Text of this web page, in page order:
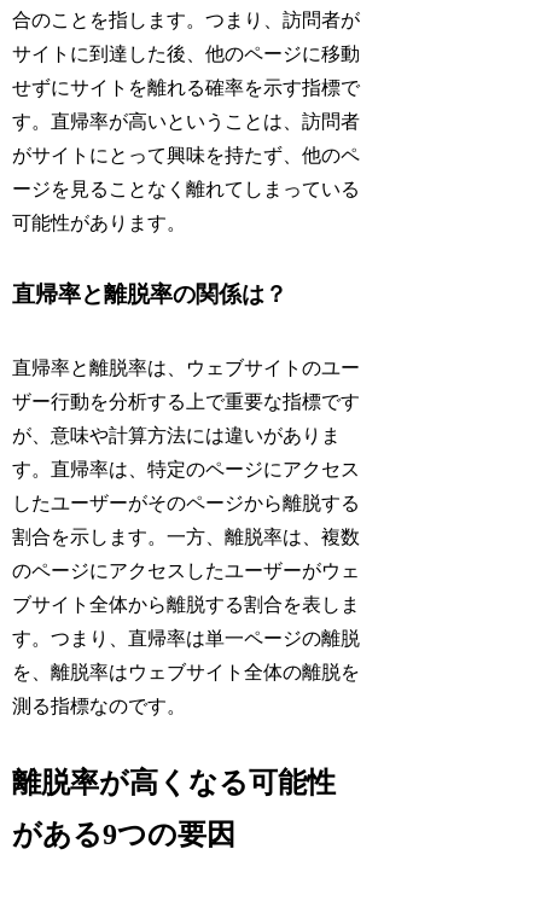
合のことを指します。つまり、訪問者が
サイトに到達した後、他のページに移動
せずにサイトを離れる確率を示す指標で
す。直帰率が高いということは、訪問者
がサイトにとって興味を持たず、他のペ
ージを見ることなく離れてしまっている
可能性があります。
直帰率と離脱率の関係は？
直帰率と離脱率は、ウェブサイトのユー
ザー行動を分析する上で重要な指標です
が、意味や計算方法には違いがありま
す。直帰率は、特定のページにアクセス
したユーザーがそのページから離脱する
割合を示します。一方、離脱率は、複数
のページにアクセスしたユーザーがウェ
ブサイト全体から離脱する割合を表しま
す。つまり、直帰率は単一ページの離脱
を、離脱率はウェブサイト全体の離脱を
測る指標なのです。
離脱率が高くなる可能性
がある9つの要因